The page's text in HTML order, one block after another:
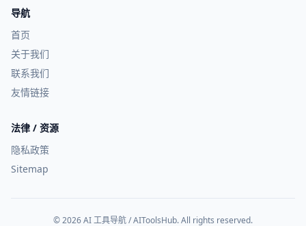
导航
首页
关于我们
联系我们
友情链接
法律 / 资源
隐私政策
Sitemap
© 2026 AI 工具导航 / AIToolsHub. All rights reserved.